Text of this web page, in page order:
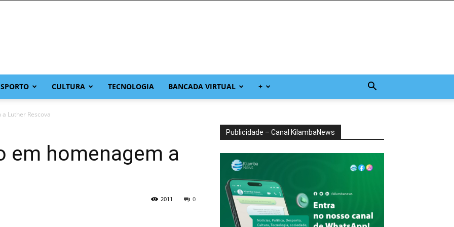
CULTURA TECNOLOGIA BANCADA VIRTUAL +
Luther Rescova
em homenagem a
0
2011
Publicidade – Canal KilambaNews